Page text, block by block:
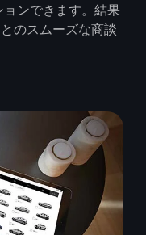
ンできます。結果
のスムーズな商談